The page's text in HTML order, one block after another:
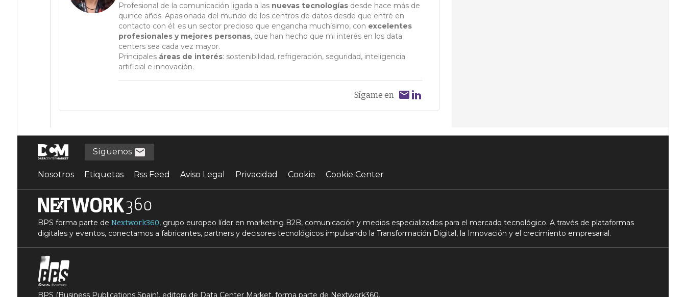
Profesional de la comunicación ligada a las nuevas tecnologíasdesde hace más de
quince años. Apasionada del mundo de los centros de datos desde que entré en
contacto con él: es un sector precioso que engancha muchísimo, con excelentes
profesionales y mejores personas, que han hecho que mi interés en los data
centers sea cada vez mayor.
Principales áreas de interés: sostenibilidad, refrigeración, seguridad, inteligencia
artificial e innovación.
Sígame en
Síguenos
Nosotros Etiquetas Rss Feed Aviso Legal Privacidad Cookie Cookie Center
BPS forma parte de Nextwork360, grupo europeo líder en marketing B2B, comunicación y medios especializados para el mercado tecnológico. A través de plataformas
digitales y eventos, conectamos a fabricantes, partners y decisores tecnológicos impulsando la Transformación Digital, la Innovación y el crecimiento empresarial.
BPS (Business Publications Spain), editora de Data Center Market, forma parte de Nextwork360.